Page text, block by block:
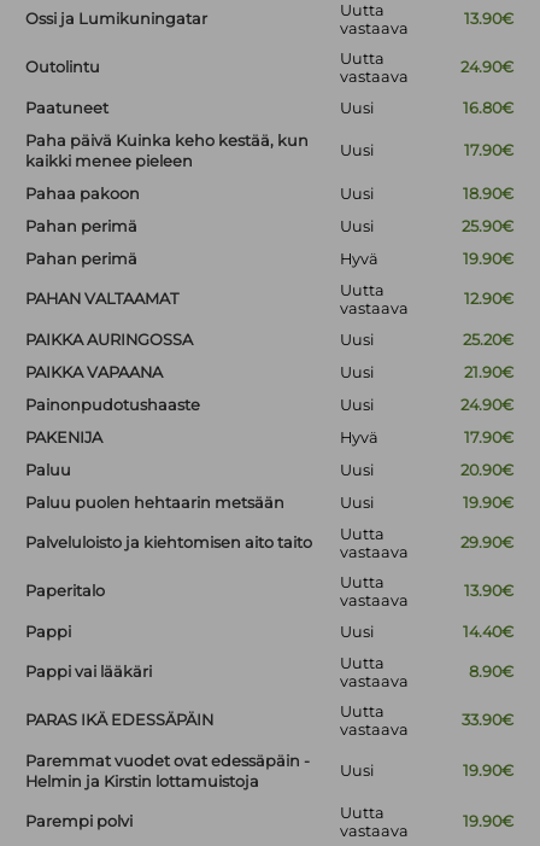
Ossi ja Lumikuningatar
Uutta
vastaava
13.90€
Outolintu
Uutta
vastaava
24.90€
Paatuneet Uusi
16.80€
Paha päivä Kuinka keho kestää, kun
kaikki menee pieleen
Uusi 17.90€
Pahaa pakoon Uusi
18.90€
Pahan perimä
Uusi
25.90€
Pahan perimä
Hyvä 19.90€
PAHAN VALTAAMAT
Uutta
vastaava
12.90€
PAIKKA AURINGOSSA Uusi
25.20€
PAIKKA VAPAANA
Uusi
21.90€
Painonpudotushaaste
Uusi
24.90€
PAKENIJA
Hyvä
17.90€
Paluu
Uusi
20.90€
Paluu puolen hehtaarin metsään
Uusi 19.90€
Palveluloisto ja kiehtomisen aito taito
Uutta
vastaava
29.90€
Paperitalo
Uutta
vastaava
13.90€
Pappi Uusi 14.40€
Pappi vai lääkäri
Uutta
vastaava
8.90€
PARAS IKÄ EDESSÄPÄIN
Uutta
vastaava
33.90€
Paremmat vuodet ovat edessäpäin -
Helmin ja Kirstin lottamuistoja
Uusi 19.90€
Parempi polvi
Uutta
vastaava
19.90€